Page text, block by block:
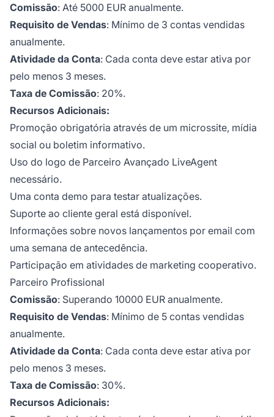
Comissão: Até 5000 EUR anualmente.
Requisito de Vendas: Mínimo de 3 contas vendidas
anualmente.
Atividade da Conta: Cada conta deve estar ativa por
pelo menos 3 meses.
Taxa de Comissão: 20%.
Recursos Adicionais:
Promoção obrigatória através de um microssite, mídia
social ou boletim informativo.
Uso do logo de Parceiro Avançado LiveAgent
necessário.
Uma conta demo para testar atualizações.
Suporte ao cliente geral está disponível.
Informações sobre novos lançamentos por email com
uma semana de antecedência.
Participação em atividades de marketing cooperativo.
Parceiro Profissional
Comissão: Superando 10000 EUR anualmente.
Requisito de Vendas: Mínimo de 5 contas vendidas
anualmente.
Atividade da Conta: Cada conta deve estar ativa por
pelo menos 3 meses.
Taxa de Comissão: 30%.
Recursos Adicionais: